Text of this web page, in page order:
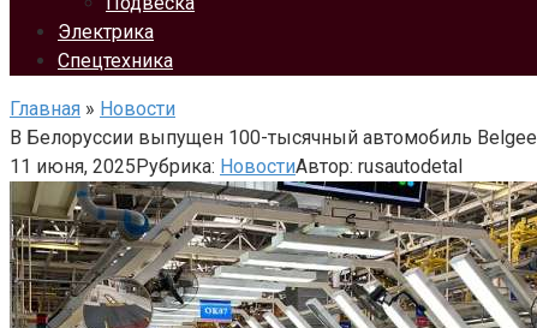
Электрика
Спецтехника
Главная » Новости
В Белоруссии выпущен 100-тысячный автомобиль Belgee
11 июня, 2025Рубрика: НовостиАвтор: rusautodetal